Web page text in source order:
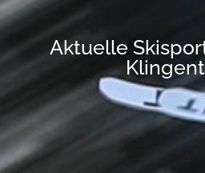
Aktuelle